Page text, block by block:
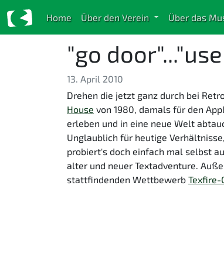
Home Über den Verein Über das
"go
13. April 2010
Drehen die jetzt ganz durch bei
House von 1980, damals für den
erleben und in eine neue Welt
Unglaublich für heutige
probiert's doch einfach mal selbst
alter und neuer Textadventure.
stattfindenden Wettbewerb Texfire-